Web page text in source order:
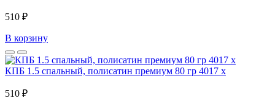
510 ₽
В корзину
КПБ 1.5 спальный, полисатин премиум 80 гр 4017 x
510 ₽